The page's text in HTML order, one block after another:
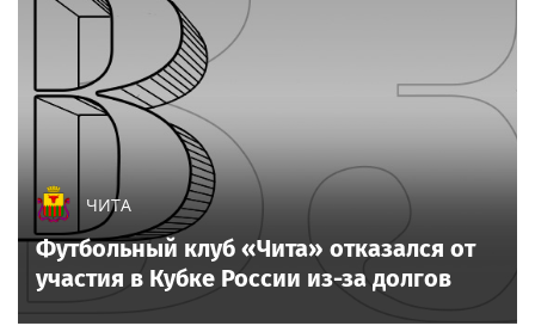
ЧИТА
Футбольный клуб «Чита» отказался от
участия в Кубке России из-за долгов